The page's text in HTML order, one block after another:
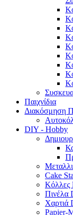
Παιχνίδια
Διακόσμηση
DIY - Hobby
Cake
Κόλλες
Πινέλα
Χαρτιά
Papier-